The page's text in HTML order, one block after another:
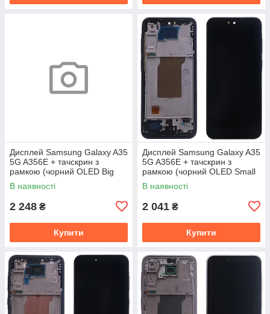
Дисплей Samsung Galaxy A35
5G A356E + тачскрин з
рамкою (чорний OLED Big
Glass)
В наявності
2 248 ₴
Купити
Дисплей Samsung Galaxy A35
5G A356E + тачскрин з
рамкою (чорний OLED Small
Glass)
В наявності
2 041 ₴
Купити